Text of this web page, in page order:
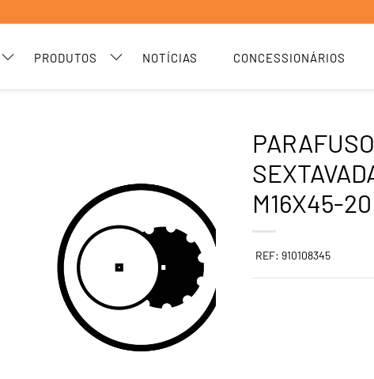
PRODUTOS NOTÍCIAS CONCESSIONÁRIOS
M16X45-20
REF: 910108345